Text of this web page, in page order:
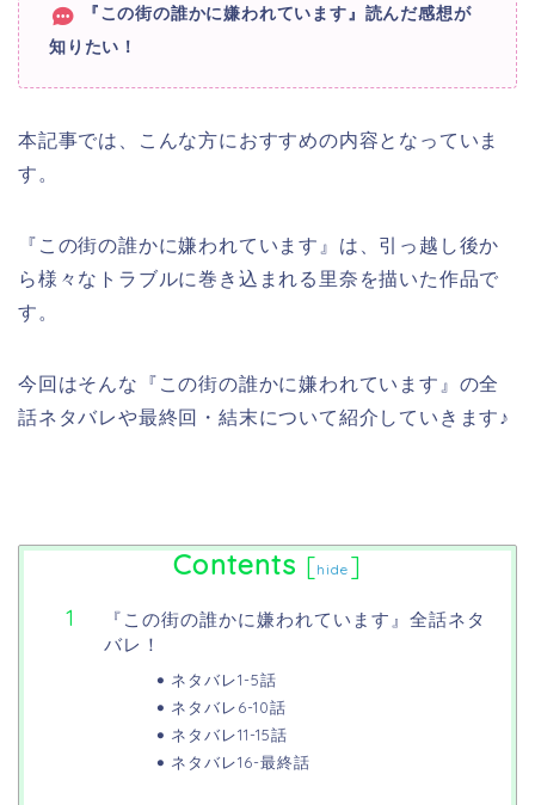
『この街の誰かに嫌われています』読んだ感想が
知りたい！
本記事では、こんな方におすすめの内容となっていま
す。
『この街の誰かに嫌われています』は、引っ越し後か
ら様々なトラブルに巻き込まれる里奈を描いた作品で
す。
今回はそんな『この街の誰かに嫌われています』の全
話ネタバレや最終回・結末について紹介していきます♪
Contents [hide ]
『この街の誰かに嫌われています』全話ネタ
バレ！
ネタバレ1-5話
ネタバレ6-10話
ネタバレ11-15話
ネタバレ16-最終話